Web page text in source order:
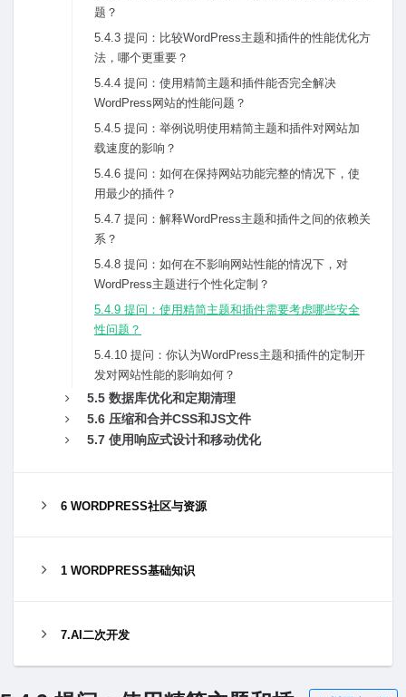
题？
5.4.3 提问：⽐较WordPress主题和插件的性能优化⽅
法，哪个更重要？
5.4.4 提问：使⽤精简主题和插件能否完全解决
WordPress⽹站的性能问题？
5.4.5 提问：举例说明使⽤精简主题和插件对⽹站加
载速度的影响？
5.4.6 提问：如何在保持⽹站功能完整的情况下，使
⽤最少的插件？
5.4.7 提问：解释WordPress主题和插件之间的依赖关
系？
5.4.8 提问：如何在不影响⽹站性能的情况下，对
WordPress主题进⾏个性化定制？
5.4.9 提问：使⽤精简主题和插件需要考虑哪些安全
性问题？
5.4.10 提问：你认为WordPress主题和插件的定制开
发对⽹站性能的影响如何？
5.5 数据库优化和定期清理
5.6 压缩和合并CSS和JS⽂件
5.7 使⽤响应式设计和移动优化
6 WORDPRESS社区与资源
1 WORDPRESS基础知识
7.AI二次开发